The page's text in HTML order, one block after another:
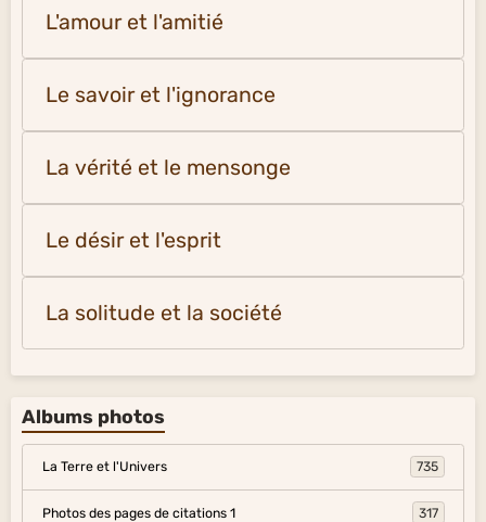
L'amour et l'amitié
Le savoir et l'ignorance
La vérité et le mensonge
Le désir et l'esprit
La solitude et la société
Albums photos
La Terre et l'Univers 735
Photos des pages de citations 1 317